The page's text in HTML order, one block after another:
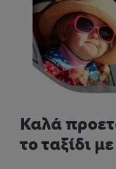
Καλά
το ταξίδι